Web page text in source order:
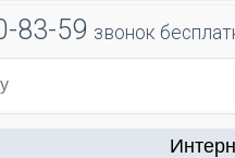
83-59 звонок